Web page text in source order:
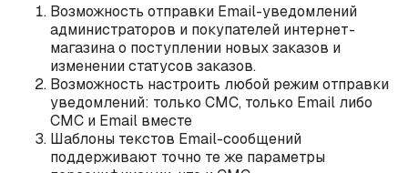
Возможность отправки Email-уведомлений
администраторов и покупателей интернет-
магазина о поступлении новых заказов и
изменении статусов заказов.
Возможность настроить любой режим отправки
уведомлений: только СМС, только Email либо
СМС и Email вместе
Шаблоны текстов Email-сообщений
поддерживают точно те же параметры